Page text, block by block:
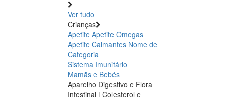
Ver tudo
Crianças
Apetite Apetite Omegas
Apetite Calmantes Nome de
Categoria
Sistema Imunitário
Mamãs e Bebés
Aparelho Digestivo e Flora
Intestinal | Colesterol e